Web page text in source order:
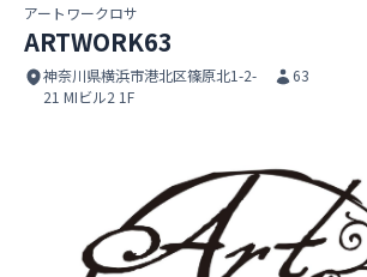
アートワークロサ
ARTWORK63
神奈川県横浜市港北区篠原北1-2-
21 MIビル2 1F
63